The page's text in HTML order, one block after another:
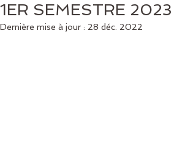
1ER SEMESTRE 2023
Dernière mise à jour : 28 déc. 2022